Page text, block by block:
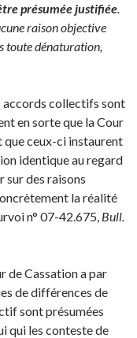
présumée justifiée.
raison objective
toute dénaturation,
accords collectifs sont
en sorte que la Cour
que ceux-ci instaurent
identique au regard
sur des raisons
la réalité
n° 07-42.675, Bull.
de Cassation a par
de différences de
sont présumées
qui les conteste de